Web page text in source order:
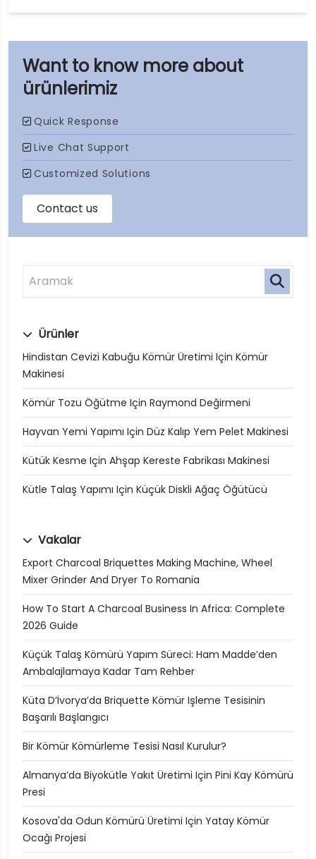
ürünlerimiz
Ürünler
Hindistan Cevizi Kabuğu Kömür Üretimi Için Kömür
Makinesi
Kömür Tozu Öğütme Için Raymond Değirmeni
Hayvan Yemi Yapımı Için Düz Kalıp Yem Pelet Makinesi
Kütük Kesme Için Ahşap Kereste Fabrikası Makinesi
Kütle Talaş Yapımı Için Küçük Diskli Ağaç Öğütücü
Vakalar
Export Charcoal Briquettes Making Machine, Wheel
Mixer Grinder And Dryer To Romania
How To Start A Charcoal Business In Africa: Complete
2026 Guide
Küçük Talaş Kömürü Yapım Süreci: Ham Madde’den
Ambalajlamaya Kadar Tam Rehber
Küta D’İvorya’da Briquette Kömür Işleme Tesisinin
Başarılı Başlangıcı
Bir Kömür Kömürleme Tesisi Nasıl Kurulur?
Almanya’da Biyokütle Yakıt Üretimi Için Pini Kay Kömürü
Presi
Kosova'da Odun Kömürü Üretimi Için Yatay Kömür
Ocağı Projesi